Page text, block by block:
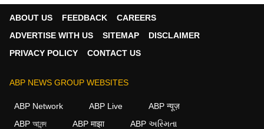
ई टाइम्स के साथ बातचीत में चंकी ने बताया कि जब उनकी फिल्म
पर थी और शूटिंग की इजाजत नहीं थी. लेकिन निर्माता पहलाज
निहलानी बेंगलुरु में शूटिंग कर रहे थे, फिर उसके बाद ऊटी में शूटिंग
ABOUT US FEEDBACK
CAREERS
ADVERTISE WITH US
SITEMAP
DISCLAIMER
PRIVACY POLICY
CONTACT US
ABP NEWS GROUP WEBSITES
ABP Network ABP Live
ABP न्यूज़
ABP আনন্দ
ABP माझा ABP અસ્મિતા